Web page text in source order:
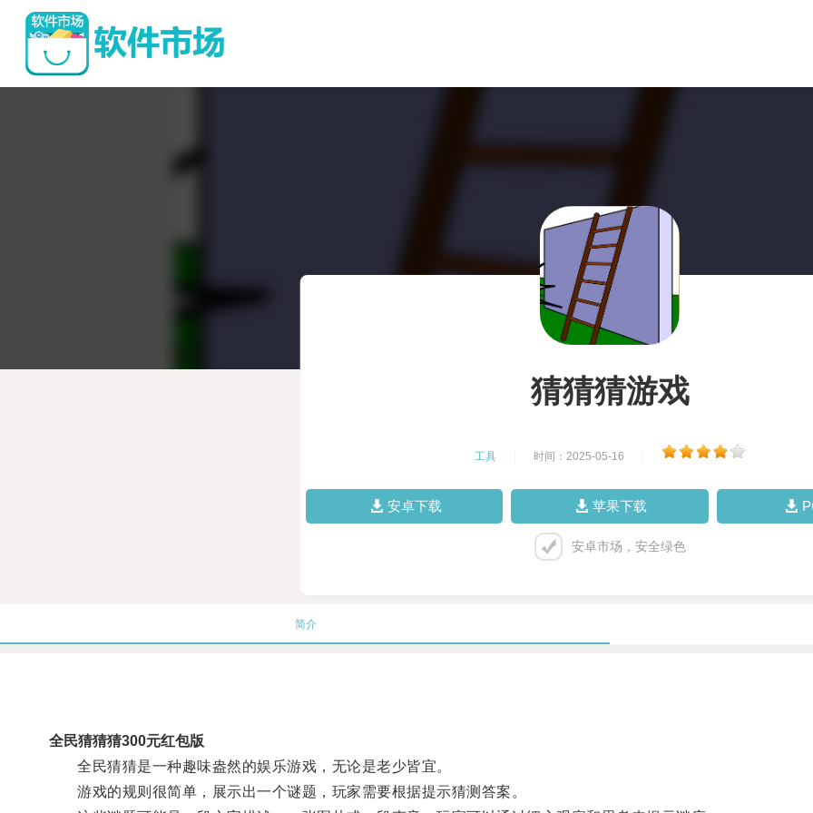
猜猜猜游戏
工具 时间：2025-05-16
安卓下载 苹果下载
安卓市场，安全绿色
简介
全民猜猜猜300元红包版
全民猜猜是一种趣味盎然的娱乐游戏，无论是老少皆宜。
游戏的规则很简单，展示出一个谜题，玩家需要根据提示猜测答案。